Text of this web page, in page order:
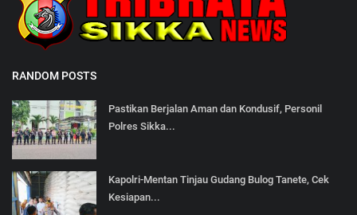
RANDOM POSTS
Pastikan Berjalan Aman dan Kondusif, Personil
Polres Sikka...
Kapolri-Mentan Tinjau Gudang Bulog Tanete, Cek
Kesiapan...